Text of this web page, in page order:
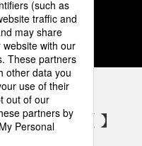
4 5
SNSアカウント